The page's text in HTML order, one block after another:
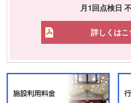
月1回点検日
詳しくはこ